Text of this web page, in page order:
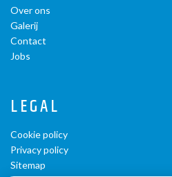
Over ons
Galerij
Contact
Jobs
LEGAL
Cookie policy
Privacy policy
Sitemap